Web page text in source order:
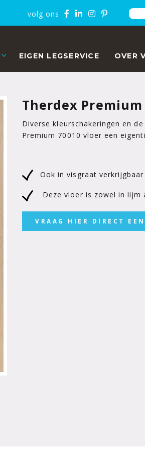
volg ons
EIGEN LEGSERVICE OVER
Therdex Premium
Diverse kleurschakeringen en
Premium 70010 vloer een
Ook in visgraat verkrijgbaar
Deze vloer is zowel in lijm
VRAAG HIER DIRECT